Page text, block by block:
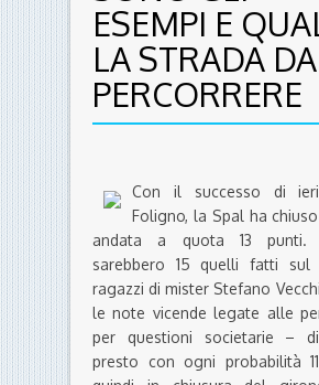
ESEMPI E
LA STRADA DA
PERCORRERE
Con il successo di
Foligno, la Spal ha
andata a quota 13 punti.
sarebbero 15 quelli fatti sul
ragazzi di mister Stefano
le note vicende legate alle
per questioni societarie –
presto con ogni probabilità